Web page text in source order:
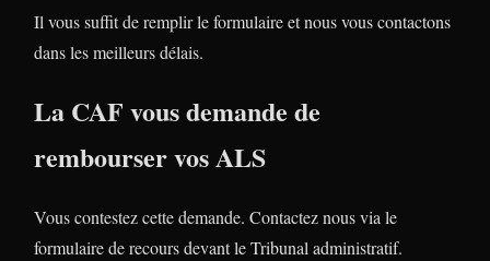
Il vous suffit de remplir le formulaire et nous vous contactons
dans les meilleurs délais.
La CAF vous demande de
rembourser vos ALS
Vous contestez cette demande. Contactez nous via le
formulaire de recours devant le Tribunal administratif.